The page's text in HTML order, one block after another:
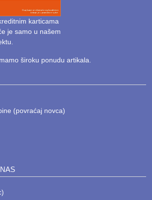
karticama
je samo u našem
široku ponudu artikala.
(povraćaj novca)